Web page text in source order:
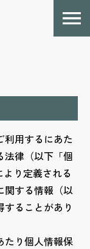
利用するにあた
法律（以下「個
り定義される
関する情報（以
ることがあり
たり個人情報保